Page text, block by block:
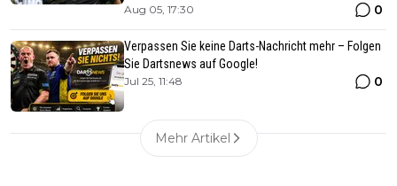
Aug 05, 17:30 0
Verpassen Sie keine Darts-Nachricht mehr – Folgen
Sie Dartsnews auf Google!
Jul 25, 11:48 0
Mehr Artikel